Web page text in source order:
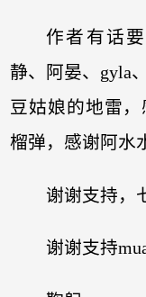
作者有话
静、阿晏、gyla
豆姑娘的地雷，
榴弹，感谢阿水
谢谢支持
谢谢支持